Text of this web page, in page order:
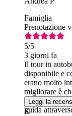
Famiglia
Prenotazione
5/5
3 giorni fa
Il tour in
disponibile e
erano molto
migliorare è
dell'autobus
guida
Leggi la
K